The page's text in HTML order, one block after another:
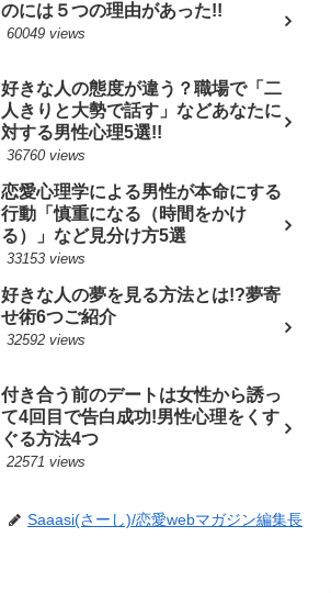
のには５つの理由があった!!
60049 views
好きな人の態度が違う？職場で「二
人きりと大勢で話す」などあなたに
対する男性心理5選!!
36760 views
恋愛心理学による男性が本命にする
行動「慎重になる（時間をかけ
る）」など見分け方5選
33153 views
好きな人の夢を見る方法とは!?夢寄
せ術6つご紹介
32592 views
付き合う前のデートは女性から誘っ
て4回目で告白成功!男性心理をくす
ぐる方法4つ
22571 views
Saaasi(さーし)/恋愛webマガジン編集長